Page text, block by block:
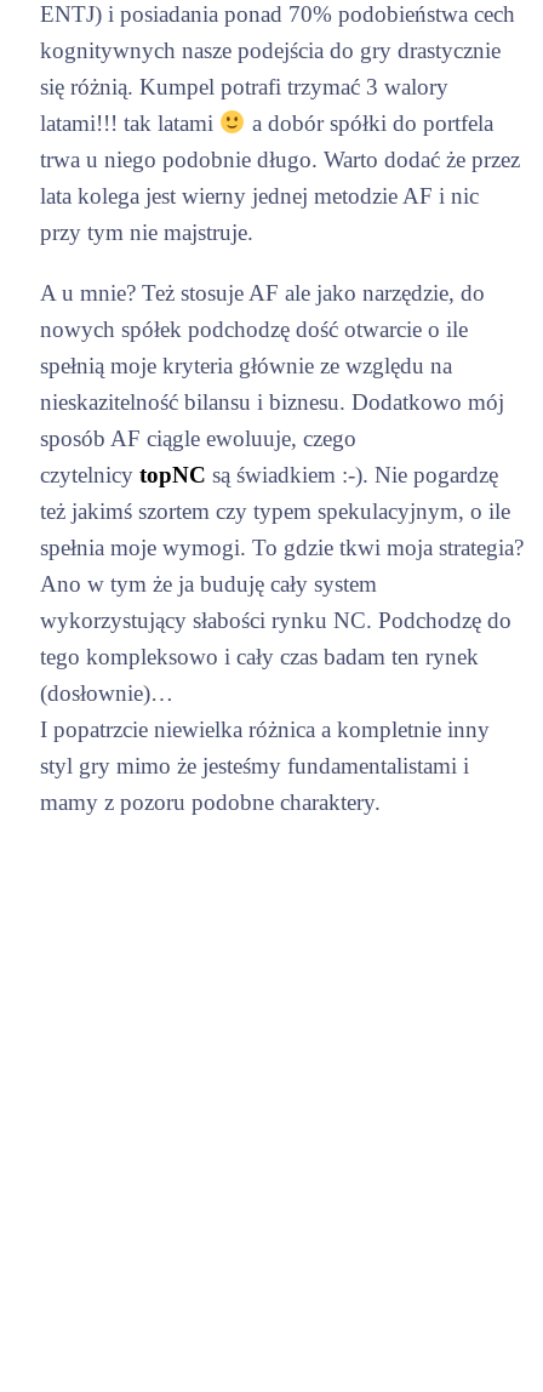
ENTJ) i posiadania ponad 70% podobieństwa cech
kognitywnych nasze podejścia do gry drastycznie
się różnią. Kumpel potrafi trzymać 3 walory
latami!!! tak latami
a dobór spółki do portfela
trwa u niego podobnie długo. Warto dodać że przez
lata kolega jest wierny jednej metodzie AF i nic
przy tym nie majstruje.
A u mnie? Też stosuje AF ale jako narzędzie, do
nowych spółek podchodzę dość otwarcie o ile
spełnią moje kryteria głównie ze względu na
nieskazitelność bilansu i biznesu. Dodatkowo mój
sposób AF ciągle ewoluuje, czego
czytelnicy topNC są świadkiem :-). Nie pogardzę
też jakimś szortem czy typem spekulacyjnym, o ile
spełnia moje wymogi. To gdzie tkwi moja strategia?
Ano w tym że ja buduję cały system
wykorzystujący słabości rynku NC. Podchodzę do
tego kompleksowo i cały czas badam ten rynek
(dosłownie)…
I popatrzcie niewielka różnica a kompletnie inny
styl gry mimo że jesteśmy fundamentalistami i
mamy z pozoru podobne charaktery.